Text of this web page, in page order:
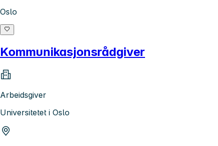
Oslo
Kommunikasjonsrådgiver
Arbeidsgiver
Universitetet i Oslo